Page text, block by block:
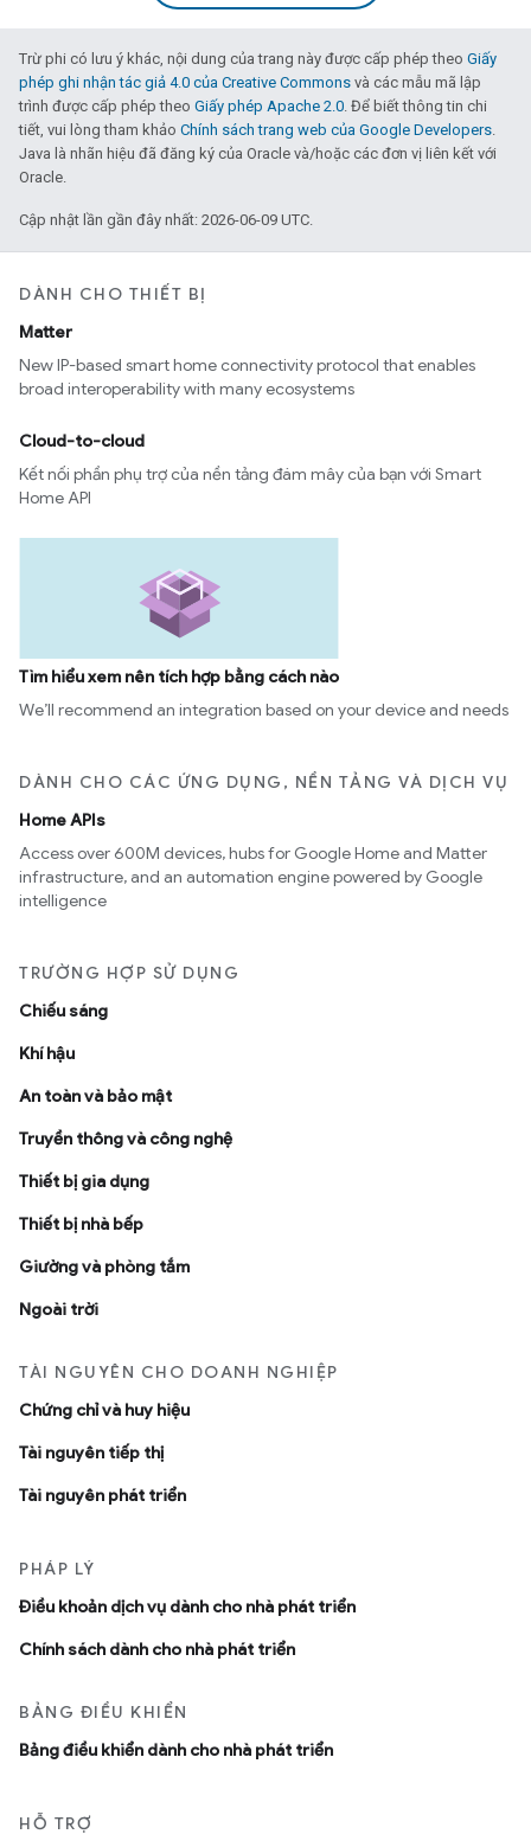
Trừ phi có lưu ý khác, nội dung của trang này được cấp phép theo Giấy
phép ghi nhận tác giả 4.0 của Creative Commons và các mẫu mã lập
trình được cấp phép theo Giấy phép Apache 2.0. Để biết thông tin chi
tiết, vui lòng tham khảo Chính sách trang web của Google Developers.
Java là nhãn hiệu đã đăng ký của Oracle và/hoặc các đơn vị liên kết với
Oracle.
Cập nhật lần gần đây nhất: 2026-06-09 UTC.
DÀNH CHO THIẾT BỊ
Matter
New IP-based smart home connectivity protocol that enables
broad interoperability with many ecosystems
Cloud-to-cloud
Kết nối phần phụ trợ của nền tảng đám mây của bạn với Smart
Home API
Tìm hiểu xem nên tích hợp bằng cách nào
We’ll recommend an integration based on your device and needs
DÀNH CHO CÁC ỨNG DỤNG, NỀN TẢNG VÀ DỊCH VỤ
Home APIs
Access over 600M devices, hubs for Google Home and Matter
infrastructure, and an automation engine powered by Google
intelligence
TRƯỜNG HỢP SỬ DỤNG
Chiếu sáng
Khí hậu
An toàn và bảo mật
Truyền thông và công nghệ
Thiết bị gia dụng
Thiết bị nhà bếp
Giường và phòng tắm
Ngoài trời
TÀI NGUYÊN CHO DOANH NGHIỆP
Chứng chỉ và huy hiệu
Tài nguyên tiếp thị
Tài nguyên phát triển
PHÁP LÝ
Ðiều khoản dịch vụ dành cho nhà phát triển
Chính sách dành cho nhà phát triển
BẢNG ĐIỀU KHIỂN
Bảng điều khiển dành cho nhà phát triển
HỖ TRỢ